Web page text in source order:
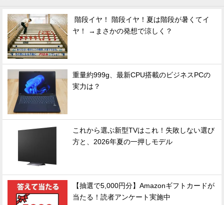
階段イヤ！ 階段イヤ！夏は階段が暑くてイ
ヤ！ →まさかの発想で涼しく？
重量約999g、最新CPU搭載のビジネスPCの
実力は？
これから選ぶ新型TVはこれ！失敗しない選び
方と、2026年夏の一押しモデル
【抽選で5,000円分】Amazonギフトカードが
当たる！読者アンケート実施中